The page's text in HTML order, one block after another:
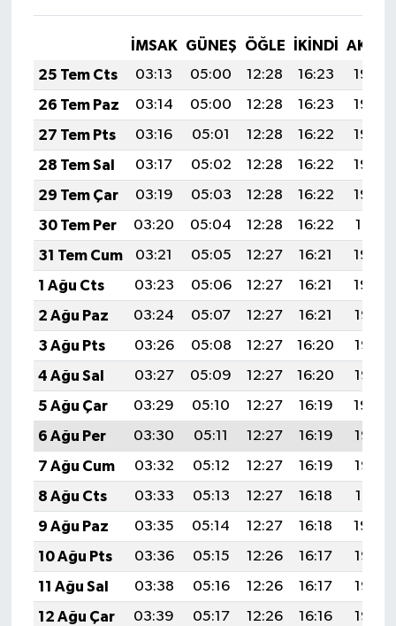
İMSAK GÜNEŞ ÖĞLE İKINDI
25 Tem Cts
03:13 05:00 12:28 16:23
19:46
26 Tem Paz
03:14 05:00 12:28 16:23
19:45
27 Tem Pts
03:16 05:01 12:28 16:22
19:44
28 Tem Sal
03:17 05:02 12:28 16:22
19:43
29 Tem Çar
03:19 05:03 12:28 16:22
19:42
30 Tem Per
03:20 05:04 12:28 16:22
19:41
31 Tem Cum
03:21 05:05 12:27 16:21
19:40
1 Ağu Cts
03:23 05:06 12:27 16:21
19:39
2 Ağu Paz
03:24 05:07 12:27 16:21
19:38
3 Ağu Pts
03:26 05:08 12:27 16:20
19:37
4 Ağu Sal
03:27 05:09 12:27 16:20
19:36
5 Ağu Çar
03:29 05:10 12:27 16:19
19:34
6 Ağu Per
03:30 05:11 12:27 16:19
19:33
7 Ağu Cum
03:32 05:12 12:27 16:19
19:32
8 Ağu Cts
03:33 05:13 12:27 16:18
19:31
9 Ağu Paz
03:35 05:14 12:27 16:18
19:30
10 Ağu Pts
03:36 05:15 12:26 16:17
19:28
11 Ağu Sal
03:38 05:16 12:26 16:17
19:27
12 Ağu Çar
03:39 05:17 12:26 16:16
19:26